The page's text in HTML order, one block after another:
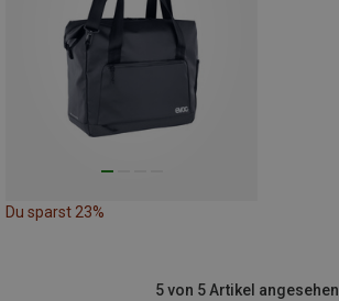
Du sparst 23%
5 von 5 Artikel angesehen